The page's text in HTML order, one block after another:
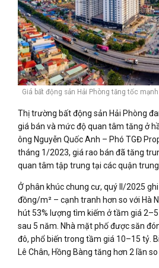
Giá bất động sản Hải Phòng tăng tốc
Thị trường bất động sản Hải Phòng
giá bán và mức độ quan tâm tăng ở
ông Nguyễn Quốc Anh – Phó TGĐ
tháng 1/2023, giá rao bán đã tăng
quan tâm tập trung tại các quận trung
Ở phân khúc chung cư, quý II/2025
đồng/m² – cạnh tranh hơn so với Hà
hút 53% lượng tìm kiếm ở tầm giá
sau 5 năm. Nhà mặt phố được săn
đô, phổ biến trong tầm giá 10–15 tỷ.
Lê Chân, Hồng Bàng tăng hơn 2 lần